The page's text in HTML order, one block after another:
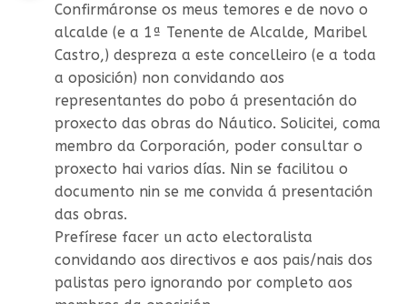
Confirmáronse os meus temores e de novo o
alcalde (e a 1ª Tenente de Alcalde, Maribel
Castro,) despreza a este concelleiro (e a toda
a oposición) non convidando aos
representantes do pobo á presentación do
proxecto das obras do Náutico. Solicitei, coma
membro da Corporación, poder consultar o
proxecto hai varios días. Nin se facilitou o
documento nin se me convida á presentación
das obras.
Prefírese facer un acto electoralista
convidando aos directivos e aos pais/nais dos
palistas pero ignorando por completo aos